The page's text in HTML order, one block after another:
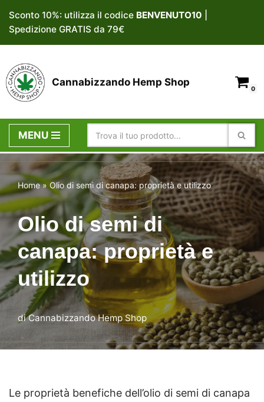
Vai
al
contenuto
Sconto 10%: utilizza il codice BENVENUTO10
Spedizione GRATIS da 79€
Cannabizzando Hemp Shop
0
MENU
Home»Olio di semi di canapa: proprietà e utilizzo
Olio di semi di
canapa: proprietà e
utilizzo
diCannabizzando Hemp Shop
Le proprietà benefiche dell’olio di semi di canapa